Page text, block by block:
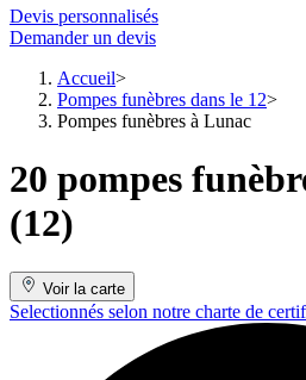
Devis personnalisés
Demander un devis
Accueil
Pompes funèbres dans le 12
Pompes funèbres à Lunac
20 pompes
(12)
Voir la carte
Selectionnés selon notre charte de